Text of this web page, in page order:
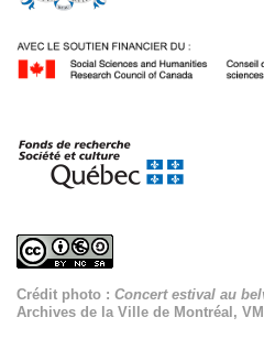
Crédit photo : Concert estival au
Archives de la Ville de Montréal,